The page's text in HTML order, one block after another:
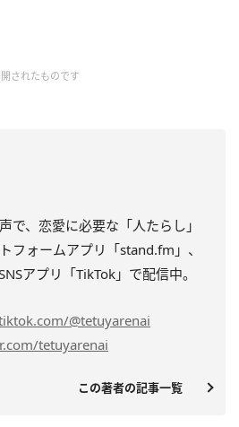
されたものです
で、恋愛に必要な「人たらし」
フォームアプリ「stand.fm」、
アプリ「TikTok」で配信中。
@tetuyarenai
tetuyarenai
この著者の記事一覧